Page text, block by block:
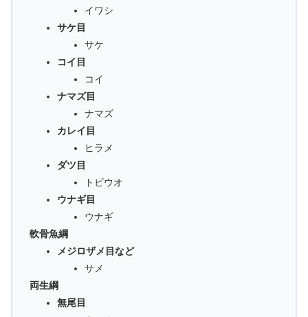
イワシ
サケ目
サケ
コイ目
コイ
ナマズ目
ナマズ
カレイ目
ヒラメ
ダツ目
トビウオ
ウナギ目
ウナギ
軟骨魚綱
メジロザメ目など
サメ
両生綱
無尾目